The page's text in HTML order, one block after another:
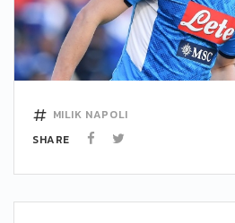
MILIK NAPOLI
SHARE